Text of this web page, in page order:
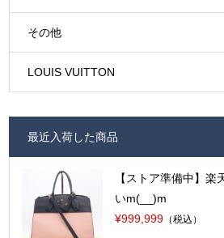
その他
LOUIS VUITTON
最近入荷した商品
【ストア準備中】楽
いm(__)m
¥999,999 （税込）